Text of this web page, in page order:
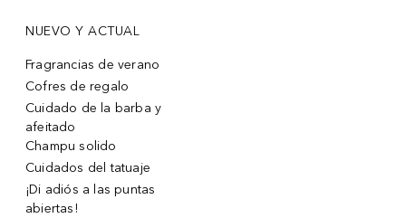
NUEVO Y ACTUAL
Fragrancias de verano
Cofres de regalo
Cuidado de la barba y
afeitado
Champu solido
Cuidados del tatuaje
¡Di adiós a las puntas
abiertas!